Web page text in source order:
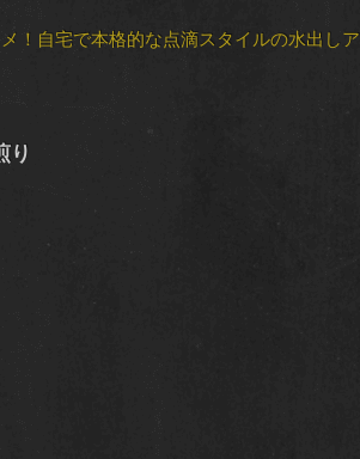
！自宅で本格的な点滴スタイルの水出し
り